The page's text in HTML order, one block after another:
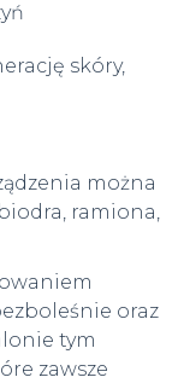
skóry,
można
ramiona,
oraz
tym
zawsze